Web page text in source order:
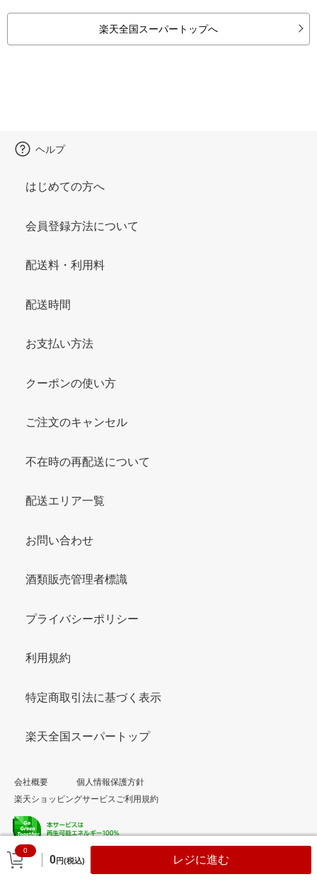
楽天全国スーパートップへ
0
0円(税込) レジに進む
ヘルプ
はじめての方へ
会員登録方法について
配送料・利用料
配送時間
お支払い方法
クーポンの使い方
ご注文のキャンセル
不在時の再配送について
配送エリア一覧
お問い合わせ
酒類販売管理者標識
プライバシーポリシー
利用規約
特定商取引法に基づく表示
楽天全国スーパートップ
会社概要
個人情報保護方針
楽天ショッピングサービスご利用規約
© Rakuten Group, Inc.